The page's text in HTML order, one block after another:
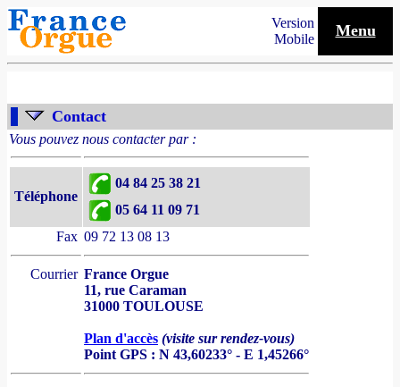
Version
Mobile
Menu
Contact
Vous pouvez nous contacter par :
Téléphone
04 84 25 38 21
05 64 11 09 71
Fax 09 72 13 08 13
Courrier France Orgue
11, rue Caraman
31000 TOULOUSE
Plan d'accès (visite sur rendez-vous)
Point GPS : N 43,60233° - E 1,45266°